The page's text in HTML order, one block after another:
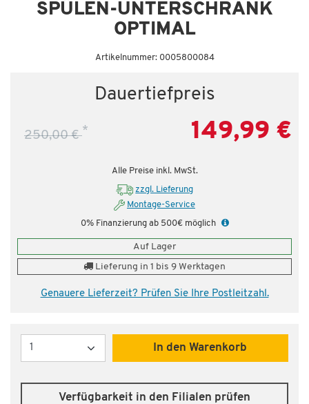
SPÜLEN-UNTERSCHRANK
OPTIMAL
Artikelnummer: 0005800084
Dauertiefpreis
250,00 €* 149,99 €
Alle Preise inkl. MwSt.
zzgl. Lieferung
Montage-Service
0% Finanzierung ab 500€ möglich
Auf Lager
Lieferung in 1 bis 9 Werktagen
Genauere Lieferzeit? Prüfen Sie Ihre Postleitzahl.
Menge
In den Warenkorb
Verfügbarkeit in den Filialen prüfen